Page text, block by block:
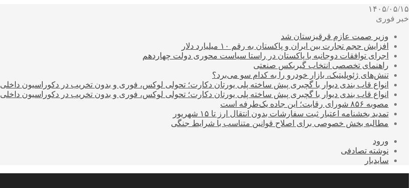
۱۴۰۵/۰۵/۱۵
خبر فوری
وزیر صمت عازم قرقیزستان شد
افزایش حجم تجارت بین ایران و پاکستان به رقم ۱۰ میلیارد دلار
اجرای توافقات دوجانبه با پاکستان در راستا سیاست محوری دولت چهاردهم
راهنمای تخصصی انتخاب گیربکس صنعتی
تنش‌های ژئوپلیتیک، بازار خودرو را به کدام سو می‌برد؟
انواع قاب بندی دیوار با گچبری پیش ساخته پلی یورتان دکارت؛ تحولی لوکس، فوری و بدون تخریب در دکوراسیون داخلی
انواع قاب بندی دیوار با گچبری پیش ساخته پلی یورتان دکارت؛ تحولی لوکس، فوری و بدون تخریب در دکوراسیون داخلی
مصوبه ۸۵۶ شورای رقابت؛ این جاده یک‌طرفه است
تمدید بخشنامه اعتبار ثبت سفارشات بدون انتقال ارز تا ۱۵ شهریور
مطالبه بخش خصوصی برای اصلاح قوانین متناسب با شرایط جنگی
ورود
نوشته تصادفی
سایدبار